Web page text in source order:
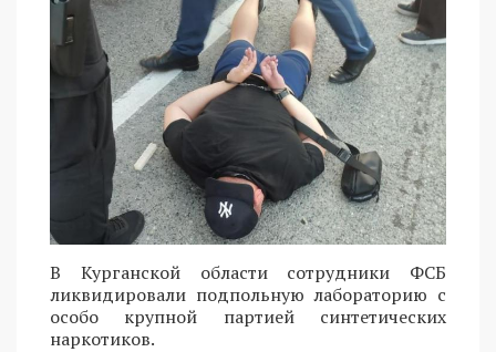
В Курганской области сотрудники ФСБ
ликвидировали подпольную лабораторию с
особо крупной партией синтетических
наркотиков.